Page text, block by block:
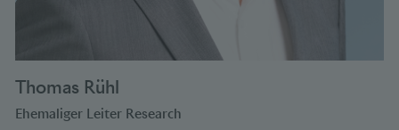
Thomas Rühl
Ehemaliger Leiter Research